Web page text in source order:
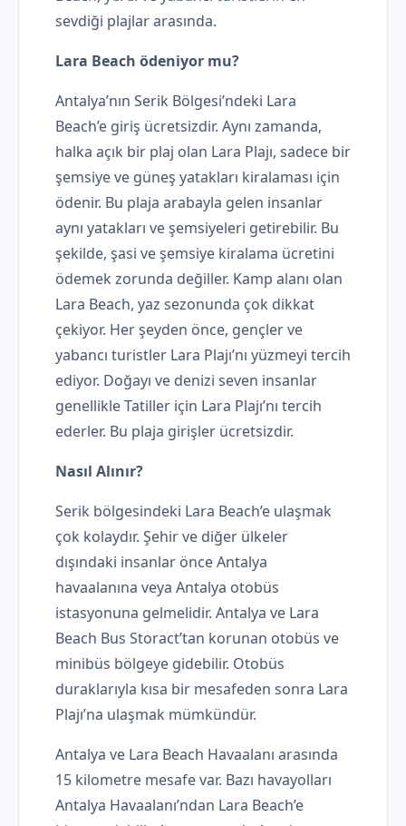
sevdiği plajlar arasında.
Lara Beach ödeniyor mu?
Antalya’nın Serik Bölgesi’ndeki Lara
Beach’e giriş ücretsizdir. Aynı zamanda,
halka açık bir plaj olan Lara Plajı, sadece bir
şemsiye ve güneş yatakları kiralaması için
ödenir. Bu plaja arabayla gelen insanlar
aynı yatakları ve şemsiyeleri getirebilir. Bu
şekilde, şasi ve şemsiye kiralama ücretini
ödemek zorunda değiller. Kamp alanı olan
Lara Beach, yaz sezonunda çok dikkat
çekiyor. Her şeyden önce, gençler ve
yabancı turistler Lara Plajı’nı yüzmeyi tercih
ediyor. Doğayı ve denizi seven insanlar
genellikle Tatiller için Lara Plajı’nı tercih
ederler. Bu plaja girişler ücretsizdir.
Nasıl Alınır?
Serik bölgesindeki Lara Beach’e ulaşmak
çok kolaydır. Şehir ve diğer ülkeler
dışındaki insanlar önce Antalya
havaalanına veya Antalya otobüs
istasyonuna gelmelidir. Antalya ve Lara
Beach Bus Storact’tan korunan otobüs ve
minibüs bölgeye gidebilir. Otobüs
duraklarıyla kısa bir mesafeden sonra Lara
Plajı’na ulaşmak mümkündür.
Antalya ve Lara Beach Havaalanı arasında
15 kilometre mesafe var. Bazı havayolları
Antalya Havaalanı’ndan Lara Beach’e